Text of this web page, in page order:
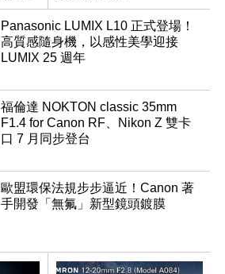
Panasonic LUMIX L10 正式登場！
高質感隨身機，以感性美學迎接
LUMIX 25 週年
福倫達 NOKTON classic 35mm
F1.4 for Canon RF、Nikon Z 雙卡
口 7 月同步登台
歐盟環保法規步步逼近！Canon 著
手開發「無氟」新型鏡頭鍍膜